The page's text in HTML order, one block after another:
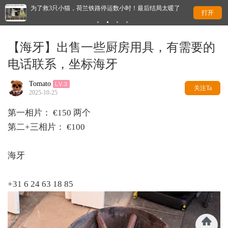
为了救3只小猫，荷兰铁路停运数小时！最后结局太暖了 这
打开
【海牙】出售一些厨房用具，有需要的
电话联系，坐标海牙
Tomato
2025-10-25
关注Ta
第一相片： €150 两个
第二+三相片： €100
海牙
+31 6 24 63 18 85